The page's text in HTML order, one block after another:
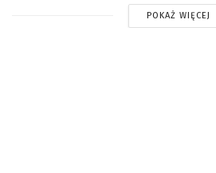
POKAŻ WIĘCEJ